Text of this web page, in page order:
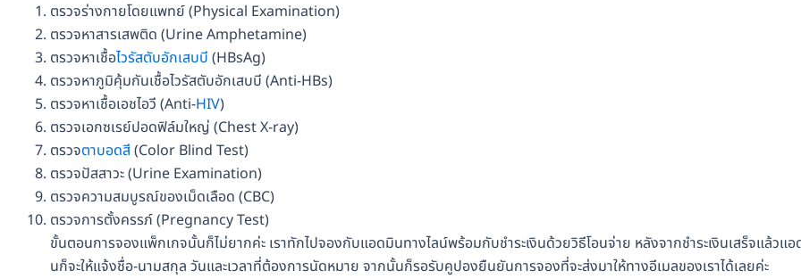
ตรวจร่างกายโดยแพทย์ (Physical Examination)
ตรวจหาสารเสพติด (Urine Amphetamine)
ตรวจหาเชื้อไวรัสตับอักเสบบี (HBsAg)
ตรวจหาภูมิคุ้มกันเชื้อไวรัสตับอักเสบบี (Anti-HBs)
ตรวจหาเชื้อเอชไอวี (Anti-HIV)
ตรวจเอกซเรย์ปอดฟิล์มใหญ่ (Chest X-ray)
ตรวจตาบอดสี(Color Blind Test)
ตรวจปัสสาวะ (Urine Examination)
ตรวจความสมบูรณ์ของเม็ดเลือด (CBC)
ตรวจการตั้งครรภ์ (Pregnancy Test)
ขั้นตอนการจองแพ็กเกจนั้นก็ไม่ยากค่ะ เราทักไปจองกับแอดมินทางไลน์พร้อมกับชำระเงินด้วยวิธีโอนจ่าย หลังจากชำระเงินเสร็จแล้วแ
นก็จะให้แจ้งชื่อ-นามสกุล วันและเวลาที่ต้องการนัดหมาย จากนั้นก็รอรับคูปองยืนยันการจองที่จะส่งมาให้ทางอีเมลของเราได้เลยค่ะ